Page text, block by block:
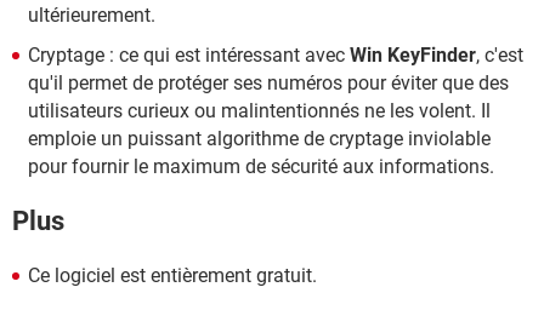
ultérieurement.
Cryptage : ce qui est intéressant avec Win KeyFinder, c'est
qu'il permet de protéger ses numéros pour éviter que des
utilisateurs curieux ou malintentionnés ne les volent. Il
emploie un puissant algorithme de cryptage inviolable
pour fournir le maximum de sécurité aux informations.
Plus
Ce logiciel est entièrement gratuit.